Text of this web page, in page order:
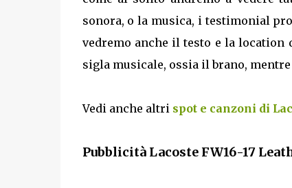
sonora, o la musica, i testimonial
vedremo anche il testo e la
sigla musicale, ossia il brano,
Vedi anche altri spot e canzoni di
Pubblicità Lacoste FW16-17